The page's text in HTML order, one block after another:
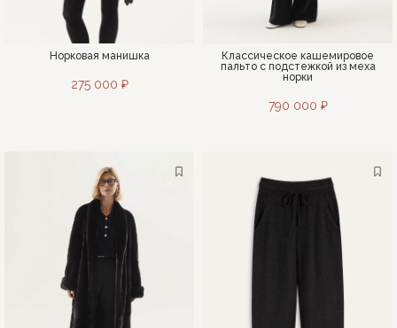
Норковая манишка
275 000 ₽
Классическое кашемировое
пальто с подстежкой из меха
норки
790 000 ₽